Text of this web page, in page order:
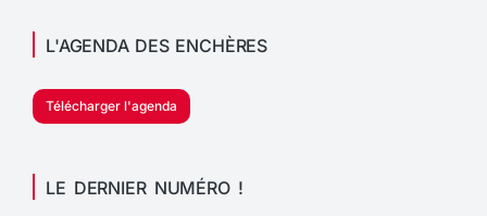
L'AGENDA DES ENCHÈRES
Télécharger l'agenda
LE DERNIER NUMÉRO !